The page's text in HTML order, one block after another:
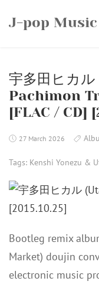
J-pop
宇多田ヒカ
Pachimon
[FLAC / CD]
27 March 2026
Tags: Kenshi Yonezu &
Bootleg remix
Market) doujin
electronic music